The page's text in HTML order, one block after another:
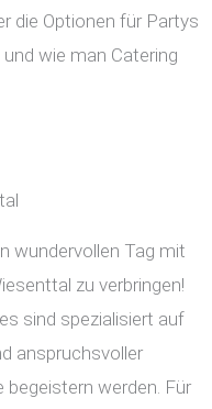
die Optionen für Partys
wie man Catering
wundervollen Tag mit
zu verbringen!
sind spezialisiert auf
anspruchsvoller
begeistern werden. Für